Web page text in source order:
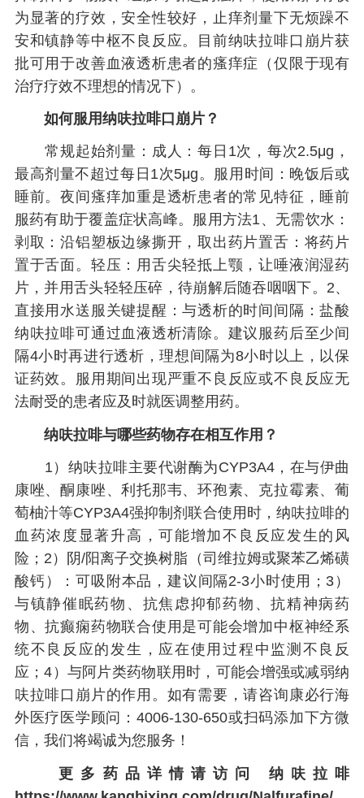
为显著的疗效，安全性较好，止痒剂量下无烦躁不
安和镇静等中枢不良反应。目前纳呋拉啡口崩片获
批可用于改善血液透析患者的瘙痒症（仅限于现有
治疗疗效不理想的情况下）。
如何服用纳呋拉啡口崩片？
常规起始剂量：成人：每日1次，每次2.5μg，
最高剂量不超过每日1次5μg。服用时间：晚饭后或
睡前。夜间瘙痒加重是透析患者的常见特征，睡前
服药有助于覆盖症状高峰。服用方法1、无需饮水：
剥取：沿铝塑板边缘撕开，取出药片置舌：将药片
置于舌面。轻压：用舌尖轻抵上颚，让唾液润湿药
片，并用舌头轻轻压碎，待崩解后随吞咽咽下。2、
直接用水送服关键提醒：与透析的时间间隔：盐酸
纳呋拉啡可通过血液透析清除。建议服药后至少间
隔4小时再进行透析，理想间隔为8小时以上，以保
证药效。服用期间出现严重不良反应或不良反应无
法耐受的患者应及时就医调整用药。
纳呋拉啡与哪些药物存在相互作用？
1）纳呋拉啡主要代谢酶为CYP3A4，在与伊曲
康唑、酮康唑、利托那韦、环孢素、克拉霉素、葡
萄柚汁等CYP3A4强抑制剂联合使用时，纳呋拉啡的
血药浓度显著升高，可能增加不良反应发生的风
险；2）阴/阳离子交换树脂（司维拉姆或聚苯乙烯磺
酸钙）：可吸附本品，建议间隔2-3小时使用；3）
与镇静催眠药物、抗焦虑抑郁药物、抗精神病药
物、抗癫痫药物联合使用是可能会增加中枢神经系
统不良反应的发生，应在使用过程中监测不良反
应；4）与阿片类药物联用时，可能会增强或减弱纳
呋拉啡口崩片的作用。如有需要，请咨询康必行海
外医疗医学顾问：4006-130-650或扫码添加下方微
信，我们将竭诚为您服务！
更多药品详情请访问 纳呋拉啡